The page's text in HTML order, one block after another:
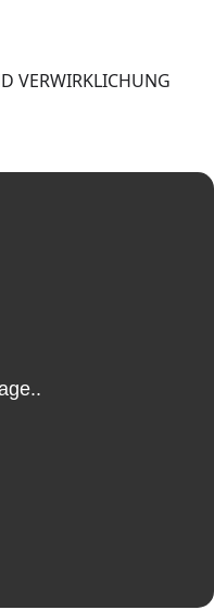
VERWIRKLICHUNG